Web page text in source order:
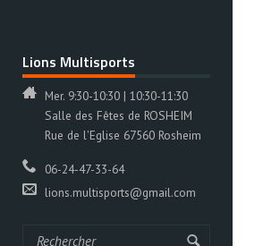
Lions Multisports
Mer. 9:30-10:30 | 10:30-11:30
Salle des Fêtes de ROSHEIM
Rue de l'Eglise 67560 Rosheim
06-24-47-33-64
lions.multisports@gmail.com